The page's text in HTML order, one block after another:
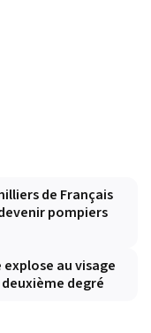
de Français
pompiers
au visage
degré